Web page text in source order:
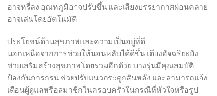
อาจหรี่ลง อุณหภูมิอาจปรับขึ้น และเสียงบรรยากาศผ่อนคลาย
อาจเล่นโดยอัตโนมัติ
ประโยชน์ด้านสุขภาพและความเป็นอยู่ที่ดี
นอกเหนือจากการช่วยให้นอนหลับได้ดีขึ้น เตียงอัจฉริยะยัง
ช่วยเสริมสร้างสุขภาพโดยรวมอีกด้วย บางรุ่นมีคุณสมบัติ
ป้องกันการกรน ช่วยปรับแนวกระดูกสันหลัง และสามารถแจ้ง
เตือนผู้ดูแลหรือสมาชิกในครอบครัวในกรณีที่หัวใจหรือรูป